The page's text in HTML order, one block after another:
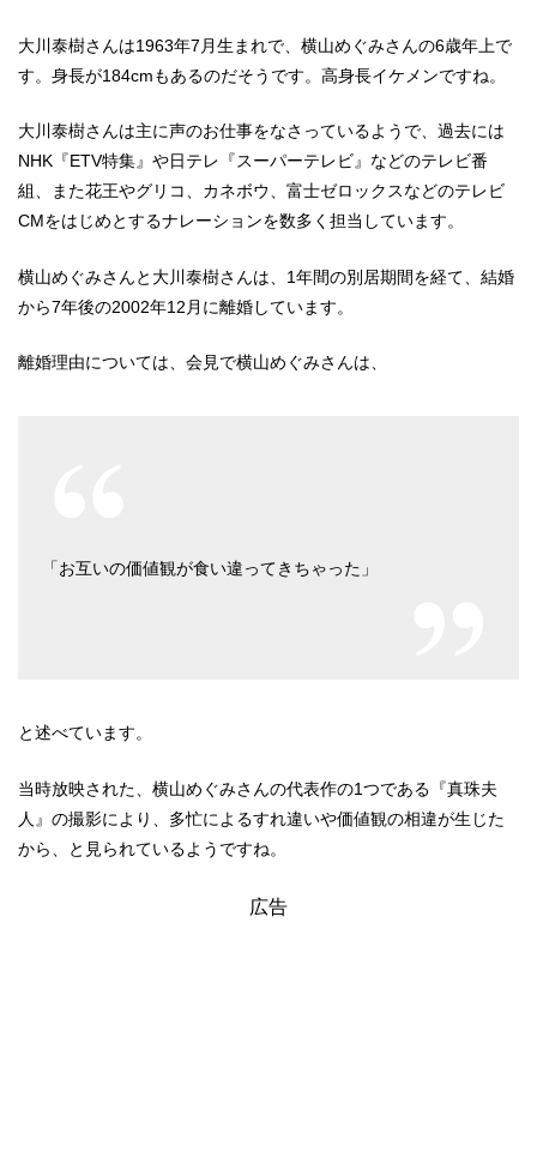
大川泰樹さんは1963年7月生まれで、横山めぐみさんの6歳年上で
す。身長が184cmもあるのだそうです。高身長イケメンですね。
大川泰樹さんは主に声のお仕事をなさっているようで、過去には
NHK『ETV特集』や日テレ『スーパーテレビ』などのテレビ番
組、また花王やグリコ、カネボウ、富士ゼロックスなどのテレビ
CMをはじめとするナレーションを数多く担当しています。
横山めぐみさんと大川泰樹さんは、1年間の別居期間を経て、結婚
から7年後の2002年12月に離婚しています。
離婚理由については、会見で横山めぐみさんは、
「お互いの価値観が食い違ってきちゃった」
と述べています。
当時放映された、横山めぐみさんの代表作の1つである『真珠夫
人』の撮影により、多忙によるすれ違いや価値観の相違が生じた
から、と見られているようですね。
広告